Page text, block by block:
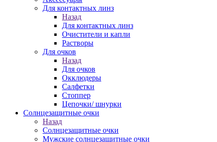
Для контактных линз
Назад
Для контактных линз
Очистители и капли
Растворы
Для очков
Назад
Для очков
Окклюдеры
Салфетки
Стоппер
Цепочки/ шнурки
Солнцезащитные очки
Назад
Солнцезащитные очки
Мужские солнцезащитные очки